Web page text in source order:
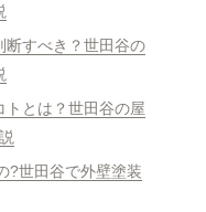
断すべき？世田谷の
トとは？世田谷の屋
?世田谷で外壁塗装